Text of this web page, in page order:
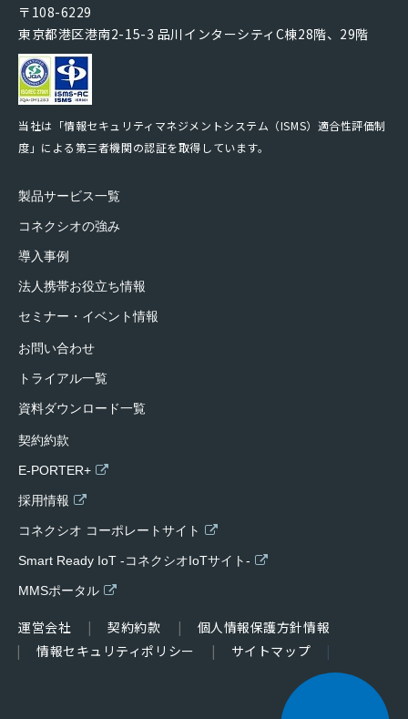
〒108-6229
東京都港区港南2-15-3 品川インターシティC棟28階、29階
当社は「情報セキュリティマネジメントシステム（ISMS）適合性評価制
度」による第三者機関の認証を取得しています。
製品サービス一覧
コネクシオの強み
導入事例
法人携帯お役立ち情報
セミナー・イベント情報
お問い合わせ
トライアル一覧
資料ダウンロード一覧
契約約款
E-PORTER+
採用情報
コネクシオ コーポレートサイト
Smart Ready IoT -コネクシオIoTサイト-
MMSポータル
運営会社 契約約款
個人情報保護方針情報
情報セキュリティポリシー
サイトマップ